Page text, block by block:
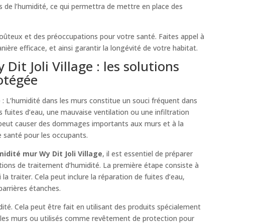
l’humidité, ce qui permettra de mettre en place des
et des préoccupations pour votre santé. Faites appel à
efficace, et ainsi garantir la longévité de votre habitat.
Joli Village : les solutions
: L’humidité dans les murs constitue un souci fréquent dans
d’eau, une mauvaise ventilation ou une infiltration
causer des dommages importants aux murs et à la
pour les occupants.
mur Wy Dit Joli Village, il est essentiel de préparer
de traitement d’humidité. La première étape consiste à
traiter. Cela peut inclure la réparation de fuites d’eau,
étanches.
Cela peut être fait en utilisant des produits spécialement
murs ou utilisés comme revêtement de protection pour